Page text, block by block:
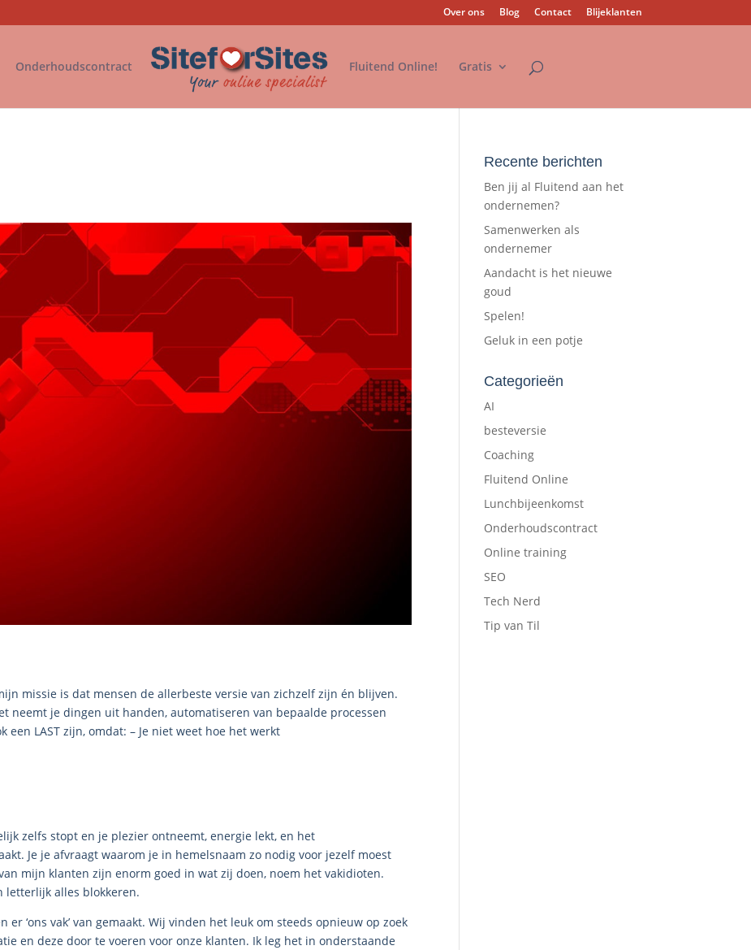
Over ons Blog Contact Blijeklanten
Onderhoudscontract Fluitend Online! Gratis
missie is dat mensen de allerbeste versie van zichzelf zijn én blijven.
neemt je dingen uit handen, automatiseren van bepaalde processen
LAST zijn, omdat: – Je niet weet hoe het werkt
zelfs stopt en je plezier ontneemt, energie lekt, en het
Je je afvraagt waarom je in hemelsnaam zo nodig voor jezelf moest
mijn klanten zijn enorm goed in wat zij doen, noem het vakidioten.
letterlijk alles blokkeren.
‘ons vak’ van gemaakt. Wij vinden het leuk om steeds opnieuw op zoek
en deze door te voeren voor onze klanten. Ik leg het in onderstaande
Recente berichten
Ben jij al Fluitend aan het
ondernemen?
Samenwerken als
ondernemer
Aandacht is het nieuwe
goud
Spelen!
Geluk in een potje
Categorieën
AI
besteversie
Coaching
Fluitend Online
Lunchbijeenkomst
Onderhoudscontract
Online training
SEO
Tech Nerd
Tip van Til